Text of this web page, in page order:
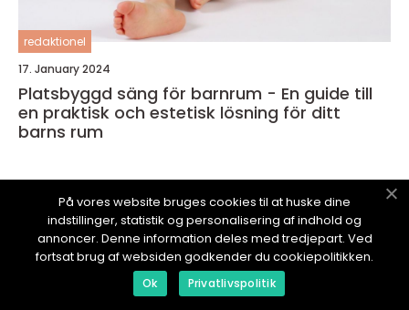
redaktionel
17. January 2024
Platsbyggd säng för barnrum - En guide till
en praktisk och estetisk lösning för ditt
barns rum
HEMMAFIXAREN.se
På vores website bruges cookies til at huske dine
indstillinger, statistik og personalisering af indhold og
annoncer. Denne information deles med tredjepart. Ved
fortsat brug af websiden godkender du cookiepolitikken.
Ok Privatlivspolitik